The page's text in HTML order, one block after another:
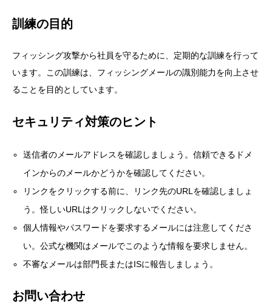
訓練の目的
フィッシング攻撃から社員を守るために、定期的な訓練を行って
います。この訓練は、フィッシングメールの識別能力を向上させ
ることを目的としています。
セキュリティ対策のヒント
送信者のメールアドレスを確認しましょう。信頼できるドメ
インからのメールかどうかを確認してください。
リンクをクリックする前に、リンク先のURLを確認しましょ
う。怪しいURLはクリックしないでください。
個人情報やパスワードを要求するメールには注意してくださ
い。公式な機関はメールでこのような情報を要求しません。
不審なメールは部門長またはISに報告しましょう。
お問い合わせ